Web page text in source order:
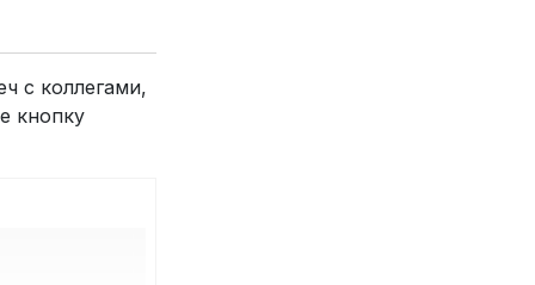
с коллегами,
кнопку